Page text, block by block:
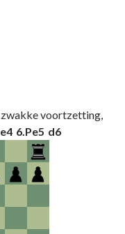
zwakke voortzetting,
e4 6.Pe5 d6